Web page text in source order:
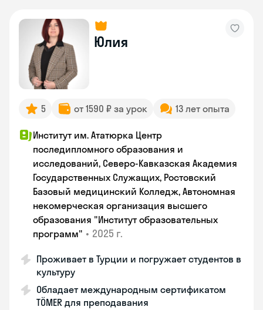
Юлия
5 от 1590 ₽ за урок 13 лет опыта
Институт им. Ататюрка Центр
последипломного образования и
исследований, Северо-Кавказская Академия
Государственных Служащих, Ростовский
Базовый медицинский Колледж, Автономная
некомерческая организация высшего
образования "Институт образовательных
программ" • 2025 г.
Проживает в Турции и погружает студентов в
культуру
Обладает международным сертификатом
TÖMER для преподавания